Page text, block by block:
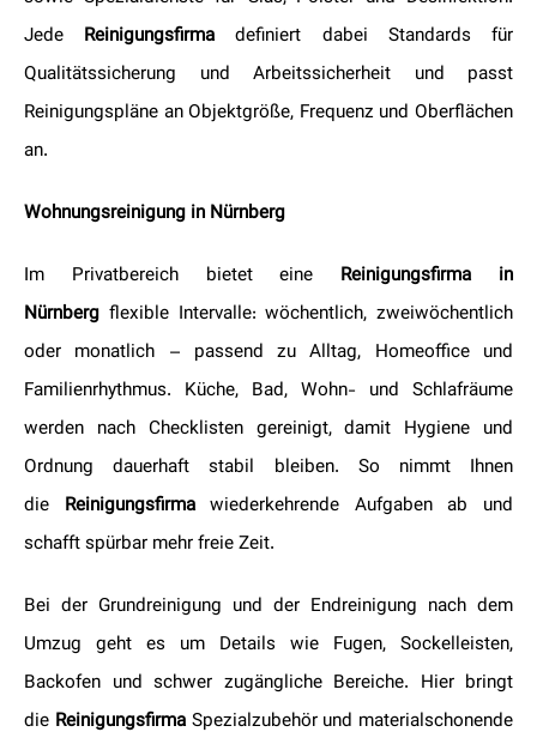
Jede Reinigungsfirmadefiniert dabei Standards für
Qualitätssicherung und Arbeitssicherheit und passt
Reinigungspläne an Objektgröße, Frequenz und Oberflächen
an.
Wohnungsreinigung in Nürnberg
Im Privatbereich bietet eine Reinigungsfirma in
Nürnberg flexible Intervalle: wöchentlich, zweiwöchentlich
oder monatlich – passend zu Alltag, Homeoffice und
Familienrhythmus. Küche, Bad, Wohn- und Schlafräume
werden nach Checklisten gereinigt, damit Hygiene und
Ordnung dauerhaft stabil bleiben. So nimmt Ihnen
die Reinigungsfirmawiederkehrende Aufgaben ab und
schafft spürbar mehr freie Zeit.
Bei der Grundreinigung und der Endreinigung nach dem
Umzug geht es um Details wie Fugen, Sockelleisten,
Backofen und schwer zugängliche Bereiche. Hier bringt
die Reinigungsfirma Spezialzubehör und materialschonende